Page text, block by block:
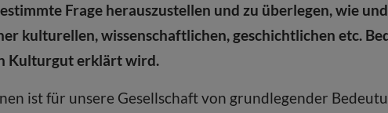
Frage herauszustellen und zu überlegen, wie
kulturellen, wissenschaftlichen, geschichtlichen etc.
Kulturgut erklärt wird.
ist für unsere Gesellschaft von grundlegender